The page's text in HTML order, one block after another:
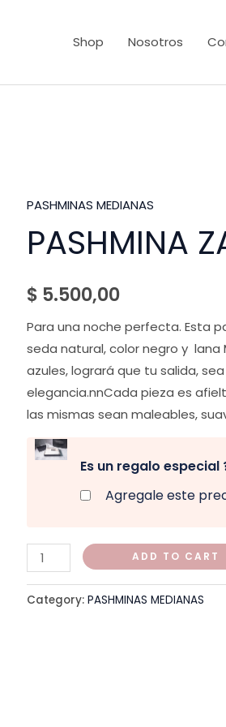
Shop Nosotros
PASHMINAS MEDIANAS
PASHMINA
$ 5.500,00
Para una noche perfecta. Esta
seda natural, color negro y lana
azules, logrará que tu salida,
elegancia.nnCada pieza es
las mismas sean maleables,
Es un regalo especial
Agregale este
PASHMINA
ZAFIRO
quantity
ADD TO CART
Category: PASHMINAS MEDIANAS